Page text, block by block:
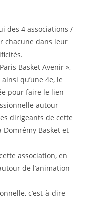
des 4 associations /
chacune dans leur
Basket Avenir »,
qu’une 4e, le
pour faire le lien
autour
dirigeants de cette
Domrémy Basket et
association, en
de l’animation
c’est-à-dire